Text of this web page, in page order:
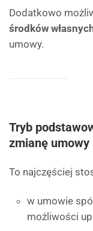
Dodatkowo
środków
umowy.
Tryb
zmianę umowy
To najczęściej
w umowie
możliwości